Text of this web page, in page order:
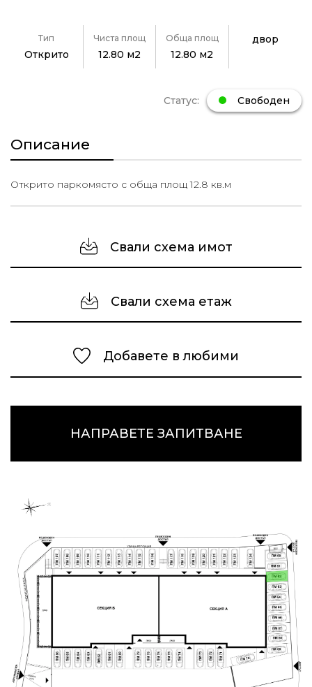
Тип
Открито
Чиста площ
12.80 м2
Обща площ
12.80 м2
двор
Статус: Свободен
Описание
Открито паркомясто с обща площ 12.8 кв.м
Свали схема имот
Свали схема етаж
Добавете в любими
НАПРАВЕТЕ ЗАПИТВАНЕ